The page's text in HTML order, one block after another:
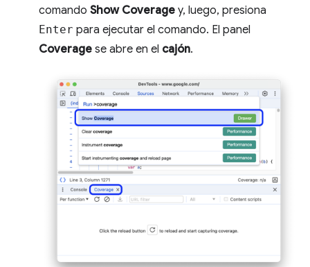
comando Show Coverage y, luego, presiona
Enter para ejecutar el comando. El panel
Coverage se abre en el cajón.